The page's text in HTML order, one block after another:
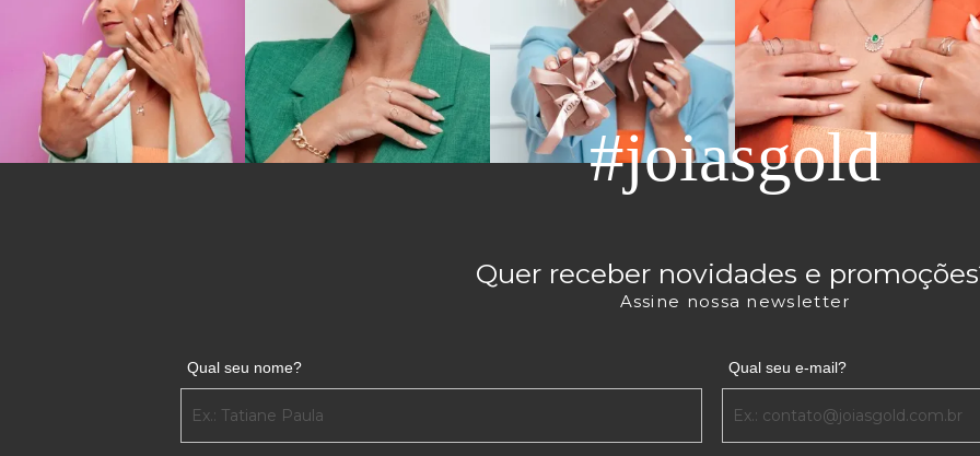
#joiasgold
Quer receber novidades e
Assine nossa newsletter
Qual seu nome? Qual seu e-mail?